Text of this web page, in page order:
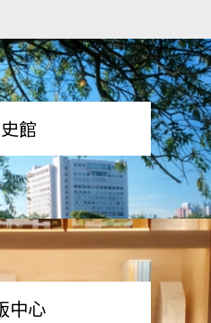
館
中心